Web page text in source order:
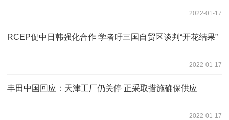
2022-01-17
RCEP促中日韩强化合作 学者吁三国自贸区谈判“开花结果”
2022-01-17
丰田中国回应：天津工厂仍关停 正采取措施确保供应
2022-01-17